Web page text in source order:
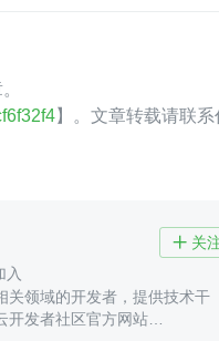
】。文章转载请联系
 关
入
关领域的开发者，提供技术干
开发者社区官方网站